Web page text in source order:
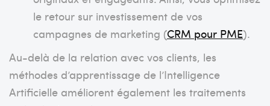
le retour sur investissement de vos
campagnes de marketing (CRM pour PME).
Au-delà de la relation avec vos clients, les
méthodes d’apprentissage de l’Intelligence
Artificielle améliorent également les traitements